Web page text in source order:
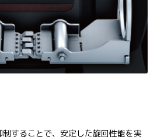
することで、安定した旋回性能を実